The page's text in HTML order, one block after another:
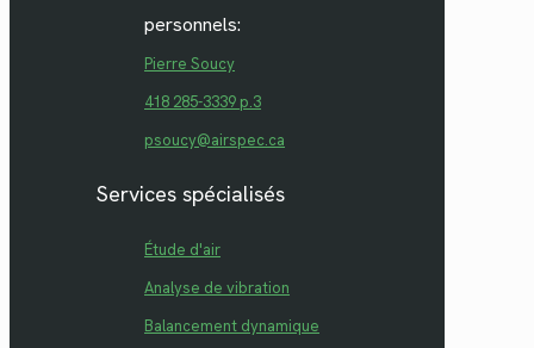
personnels:
Pierre Soucy
418 285-3339 p.3
psoucy@airspec.ca
Services spécialisés
Étude d'air
Analyse de vibration
Balancement dynamique